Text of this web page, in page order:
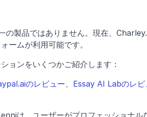
の製品ではありません。現在、
ームが利用可能です。
ョンをいくつかご紹介します：
のレビュー、 Essay AI Labのレビ
は、ユーザーがプロフェッショナル